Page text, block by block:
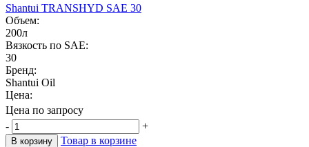
Shantui TRANSHYD SAE 30
Объем:
200л
Вязкость по SAE:
30
Бренд:
Shantui Oil
Цена:
Цена по запросу
-
+
В корзину
Товар в корзине